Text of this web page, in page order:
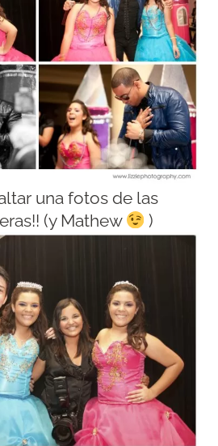
una fotos de las
(y Mathew
)